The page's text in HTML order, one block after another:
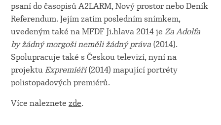
psaní do časopisů A2LARM, Nový prostor nebo Deník
Referendum. Jejím zatím posledním snímkem,
uvedeným také na MFDF Ji.hlava 2014 je Za Adolfa
by žádný morgoši neměli žádný práva(2014).
Spolupracuje také s Českou televizí, nyní na
projektu Expremiéři(2014) mapující portréty
polistopadových premiérů.
Více naleznete zde.